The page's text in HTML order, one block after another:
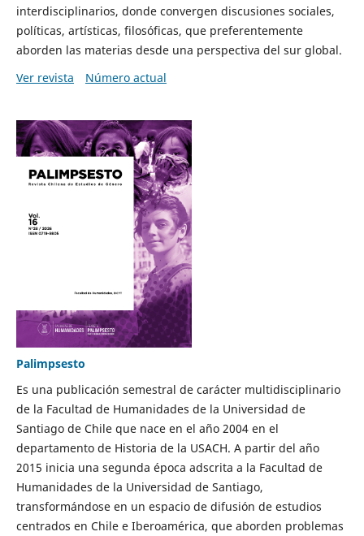
interdisciplinarios, donde convergen discusiones sociales,
políticas, artísticas, filosóficas, que preferentemente
aborden las materias desde una perspectiva del sur global.
Ver revista
Número actual
Palimpsesto
Es una publicación semestral de carácter multidisciplinario
de la Facultad de Humanidades de la Universidad de
Santiago de Chile que nace en el año 2004 en el
departamento de Historia de la USACH. A partir del año
2015 inicia una segunda época adscrita a la Facultad de
Humanidades de la Universidad de Santiago,
transformándose en un espacio de difusión de estudios
centrados en Chile e Iberoamérica, que aborden problemas